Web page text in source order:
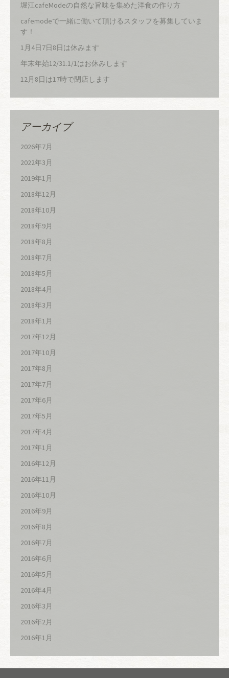
堀江cafeModeの自然な旨味を集めた洋食の作り方
cafemodeで一緒に働いて頂けるスタッフを募集していま
す！
1月4日7日8日は休みます
年末年始12/31.1/1はお休みします
12月8日は17時で閉店します
アーカイブ
2026年7月
2022年3月
2019年1月
2018年12月
2018年10月
2018年9月
2018年8月
2018年7月
2018年5月
2018年4月
2018年3月
2018年1月
2017年12月
2017年10月
2017年8月
2017年7月
2017年6月
2017年5月
2017年4月
2017年1月
2016年12月
2016年11月
2016年10月
2016年9月
2016年8月
2016年7月
2016年6月
2016年5月
2016年4月
2016年3月
2016年2月
2016年1月